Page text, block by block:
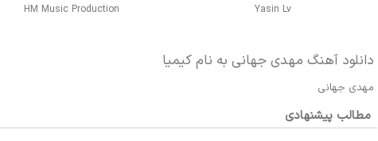
Yasin Lv
HM Music Production
دانلود آهنگ مهدی جهانی به نام کیمیا
مهدی جهانی
مطالب پیشنهادی